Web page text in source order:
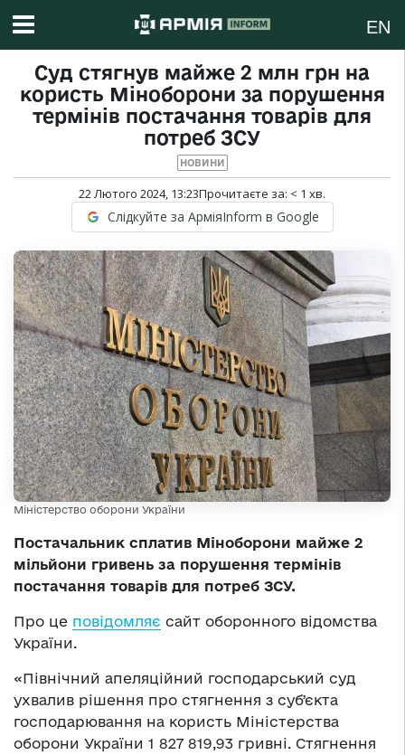
EN
Суд стягнув майже 2 млн грн на
користь Міноборони за порушення
термінів постачання товарів для
потреб ЗСУ
НОВИНИ
22 Лютого 2024, 13:23Прочитаєте за: < 1 хв.
Слідкуйте за АрміяInform в Google
Міністерство оборони України
Постачальник сплатив Міноборони майже 2
мільйони гривень за порушення термінів
постачання товарів для потреб ЗСУ.
Про це повідомляє сайт оборонного відомства
України.
«Північний апеляційний господарський суд
ухвалив рішення про стягнення з субʼєкта
господарювання на користь Міністерства
оборони України 1 827 819,93 гривні. Стягнення